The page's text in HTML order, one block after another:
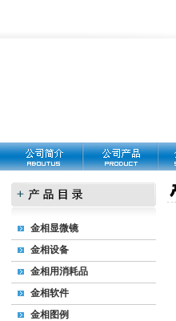
金相显微镜
金相设备
金相用消耗品
金相软件
金相图例